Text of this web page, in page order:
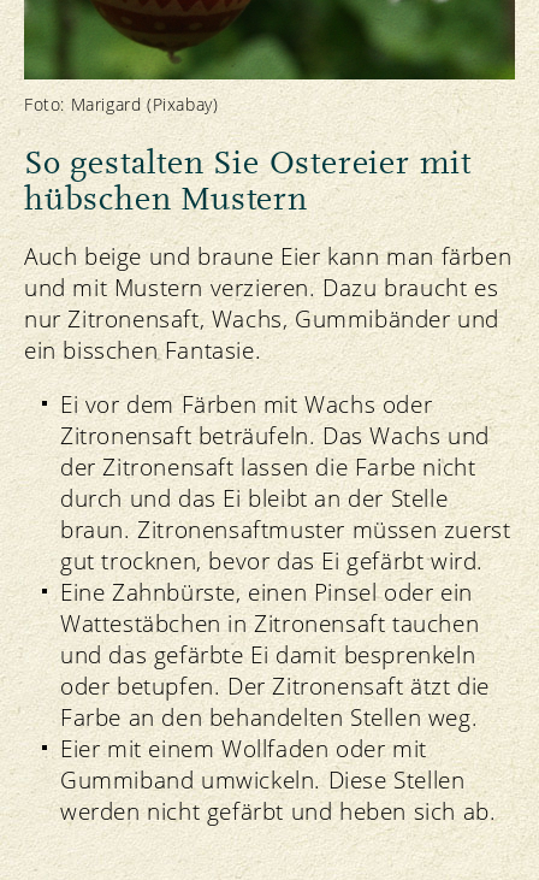
Rotkohl die Eier eher rötlich-violett.
In einem neutralen oder basischen Milieu
mit wenig Essig werden die Eier blau bis
türkis.
Das bedeutet: Falls die Eier in einem
besonders kräftigen Blau leuchten sollen,
sollten Sie den Essig im Farbsud
reduzieren oder eine Prise Natron
hinzufügen.
Foto: Marigard (Pixabay)
So gestalten Sie Ostereier mit
hübschen Mustern
Auch beige und braune Eier kann man färben
und mit Mustern verzieren. Dazu braucht es
nur Zitronensaft, Wachs, Gummibänder und
ein bisschen Fantasie.
Ei vor dem Färben mit Wachs oder
Zitronensaft beträufeln. Das Wachs und
der Zitronensaft lassen die Farbe nicht
durch und das Ei bleibt an der Stelle
braun. Zitronensaftmuster müssen zuerst
gut trocknen, bevor das Ei gefärbt wird.
Eine Zahnbürste, einen Pinsel oder ein
Wattestäbchen in Zitronensaft tauchen
und das gefärbte Ei damit besprenkeln
oder betupfen. Der Zitronensaft ätzt die
Farbe an den behandelten Stellen weg.
Eier mit einem Wollfaden oder mit
Gummiband umwickeln. Diese Stellen
werden nicht gefärbt und heben sich ab.